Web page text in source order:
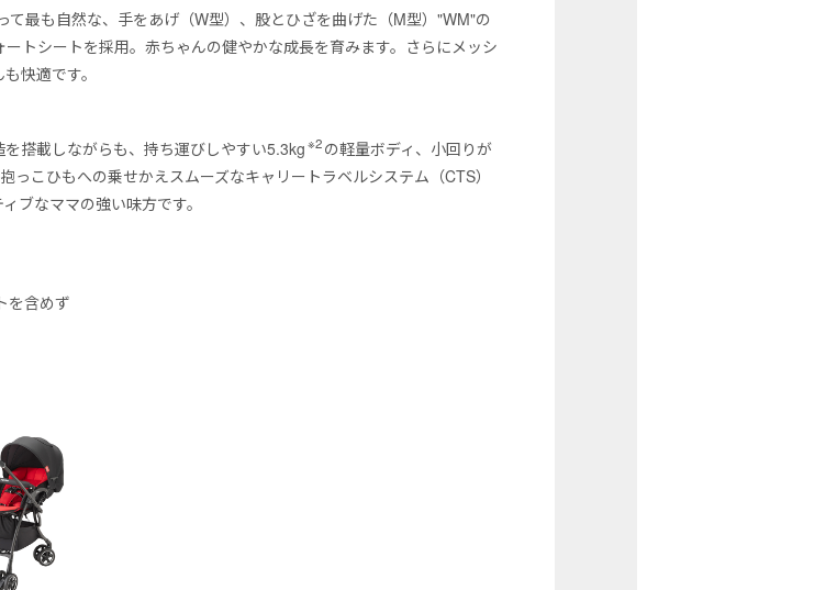
て最も自然な、手をあげ（W型）、股とひざを曲げた（M型）"WM"の
トシートを採用。赤ちゃんの健やかな成長を育みます。さらにメッシ
快適です。
搭載しながらも、持ち運びしやすい5.3kg※2の軽量ボディ、小回りが
っこひもへの乗せかえスムーズなキャリートラベルシステム（CTS）
ブなママの強い味方です。
を含めず